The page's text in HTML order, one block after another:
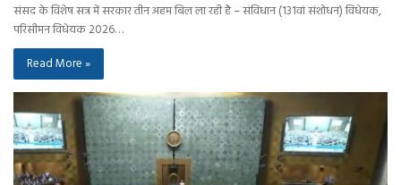
संसद के विशेष सत्र में सरकार तीन अहम बिल ला रही है – संविधान (131वां संशोधन) विधेयक,
परिसीमन विधेयक 2026…
Read More »